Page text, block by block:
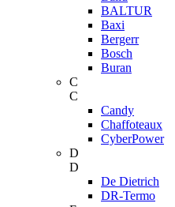
BALTUR
Baxi
Bergerr
Bosch
Buran
C
C
Candy
Chaffoteaux
CyberPower
D
D
De Dietrich
DR-Termo